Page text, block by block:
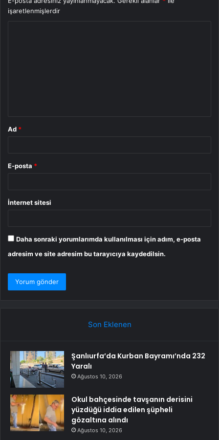
işaretlenmişlerdir
Ad *
E-posta *
İnternet sitesi
Daha sonraki yorumlarımda kullanılması için adım, e-posta
adresim ve site adresim bu tarayıcıya kaydedilsin.
Son Eklenen
Şanlıurfa’da Kurban Bayramı’nda 232
Yaralı
Ağustos 10, 2026
Okul bahçesinde tavşanın derisini
yüzdüğü iddia edilen şüpheli
gözaltına alındı
Ağustos 10, 2026